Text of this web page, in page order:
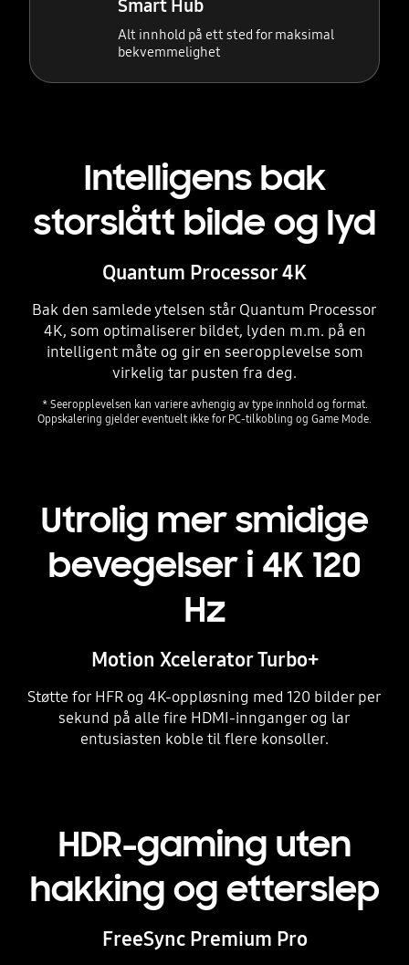
Smart Hub
Alt innhold på ett sted for maksimal
bekvemmelighet
Intelligens bak
storslått bilde og lyd
Quantum Processor 4K
Bak den samlede ytelsen står Quantum Processor
4K, som optimaliserer bildet, lyden m.m. på en
intelligent måte og gir en seeropplevelse som
virkelig tar pusten fra deg.
* Seeropplevelsen kan variere avhengig av type innhold og format.
Oppskalering gjelder eventuelt ikke for PC-tilkobling og Game Mode.
Utrolig mer smidige
bevegelser i 4K 120
Hz
Motion Xcelerator Turbo+
Støtte for HFR og 4K-oppløsning med 120 bilder per
sekund på alle fire HDMI-innganger og lar
entusiasten koble til flere konsoller.
HDR-gaming uten
hakking og etterslep
FreeSync Premium Pro